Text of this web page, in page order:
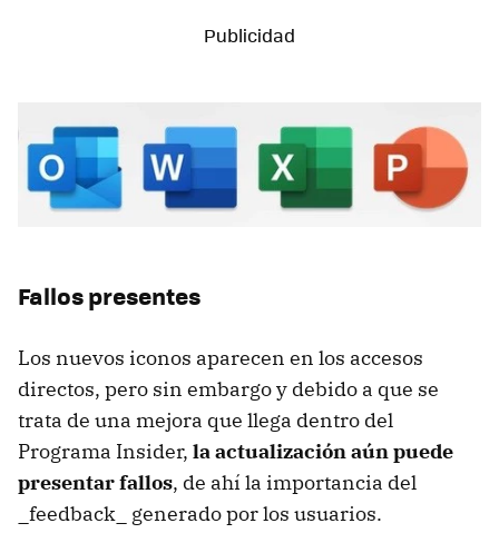
Fallos presentes
Los nuevos iconos aparecen en los accesos
directos, pero sin embargo y debido a que se
trata de una mejora que llega dentro del
Programa Insider, la actualización aún puede
presentar fallos, de ahí la importancia del
_feedback_ generado por los usuarios.